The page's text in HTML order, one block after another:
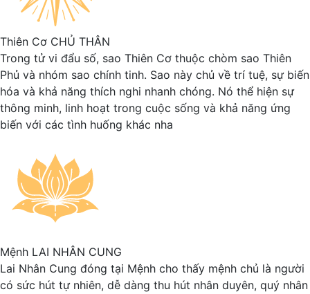
Thiên Cơ CHỦ THÂN
Trong tử vi đẩu số, sao Thiên Cơ thuộc chòm sao Thiên
Phủ và nhóm sao chính tinh. Sao này chủ về trí tuệ, sự biến
hóa và khả năng thích nghi nhanh chóng. Nó thể hiện sự
thông minh, linh hoạt trong cuộc sống và khả năng ứng
biến với các tình huống khác nha
Mệnh LAI NHÂN CUNG
Lai Nhân Cung đóng tại Mệnh cho thấy mệnh chủ là người
có sức hút tự nhiên, dễ dàng thu hút nhân duyên, quý nhân